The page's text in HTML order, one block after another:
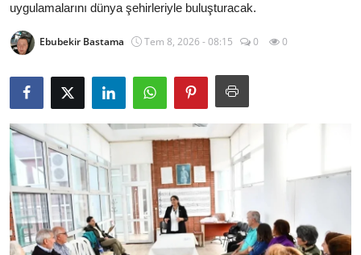
İl / İlçe Başkanlıkları
İlçeler
Kaymakamlıklar
TBMM
Siyasi Partiler
Yerel Yönetimler
uygulamalarını dünya şehirleriyle buluşturacak.
Ebubekir Bastama Tem 8, 2026 - 08:15 0 0